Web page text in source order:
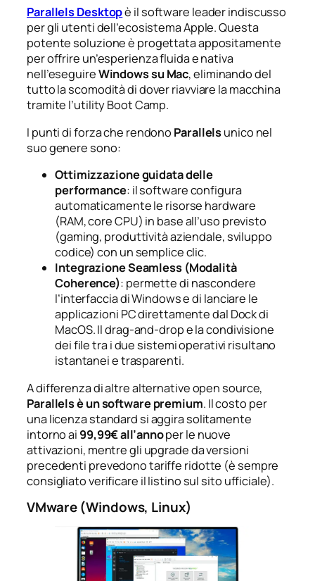
Parallels Desktopè il software leader indiscusso
per gli utenti dell’ecosistema Apple. Questa
potente soluzione è progettata appositamente
per offrire un’esperienza fluida e nativa
nell’eseguireWindows su Mac, eliminando del
tutto la scomodità di dover riavviare la macchina
tramite l’utility Boot Camp.
I punti di forza che rendono Parallelsunico nel
suo genere sono:
Ottimizzazione guidata delle
performance: il software configura
automaticamente le risorse hardware
(RAM, core CPU) in base all’uso previsto
(gaming, produttività aziendale, sviluppo
codice) con un semplice clic.
Integrazione Seamless (Modalità
Coherence): permette di nascondere
l’interfaccia di Windows e di lanciare le
applicazioni PC direttamente dal Dock di
MacOS. Il drag-and-drop e la condivisione
dei file tra i due sistemi operativi risultano
istantanei e trasparenti.
A differenza di altre alternative open source,
Parallels è un software premium. Il costo per
una licenza standard si aggira solitamente
intorno ai 99,99€ all’annoper le nuove
attivazioni, mentre gli upgrade da versioni
precedenti prevedono tariffe ridotte (è sempre
consigliato verificare il listino sul sito ufficiale).
VMware (Windows, Linux)